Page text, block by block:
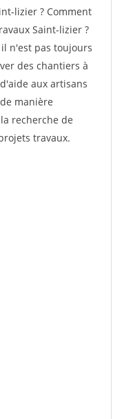
lizier ? Comment
Saint-lizier ?
n'est pas toujours
des chantiers à
aux artisans
manière
recherche de
travaux.